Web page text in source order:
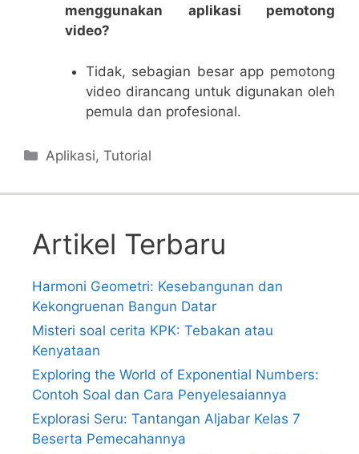
menggunakan aplikasi pemotong
video?
Tidak, sebagian besar app pemotong
video dirancang untuk digunakan oleh
pemula dan profesional.
Categories
Aplikasi,Tutorial
Artikel Terbaru
Harmoni Geometri: Kesebangunan dan
Kekongruenan Bangun Datar
Misteri soal cerita KPK: Tebakan atau
Kenyataan
Exploring the World of Exponential Numbers:
Contoh Soal dan Cara Penyelesaiannya
Explorasi Seru: Tantangan Aljabar Kelas 7
Beserta Pemecahannya